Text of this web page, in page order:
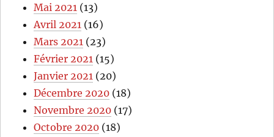
Mai 2021 (13)
Avril 2021 (16)
Mars 2021 (23)
Février 2021 (15)
Janvier 2021 (20)
Décembre 2020 (18)
Novembre 2020 (17)
Octobre 2020 (18)